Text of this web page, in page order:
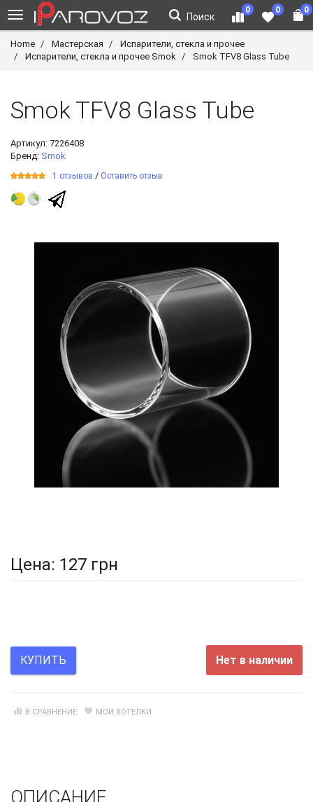
Поиск
0 0 0
Home Мастерская
Испарители, стекла и прочее
Испарители, стекла и прочее Smok
Smok TFV8 Glass Tube
Smok TFV8 Glass Tube
Артикул: 7226408
Бренд: Smok
1 отзывов / Оставить отзыв
Цена: 127 грн
КУПИТЬ Нет в наличии
В СРАВНЕНИЕ МОИ ХОТЕЛКИ
ОПИСАНИЕ